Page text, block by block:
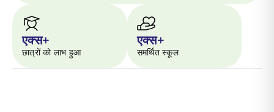
एक्स+
छात्रों को लाभ हुआ
एक्स+
समर्थित स्कूल